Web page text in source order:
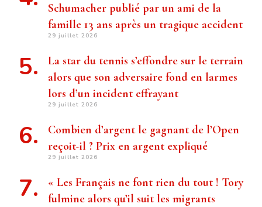
Schumacher publié par un ami de la
famille 13 ans après un tragique accident
29 juillet 2026
La star du tennis s’effondre sur le terrain
alors que son adversaire fond en larmes
lors d’un incident effrayant
29 juillet 2026
Combien d’argent le gagnant de l’Open
reçoit-il ? Prix ​​en argent expliqué
29 juillet 2026
« Les Français ne font rien du tout ! Tory
fulmine alors qu’il suit les migrants